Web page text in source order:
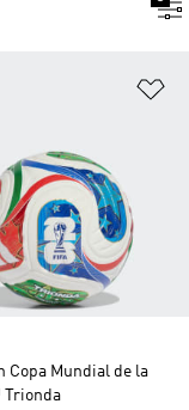
Copa Mundial de la
Trionda